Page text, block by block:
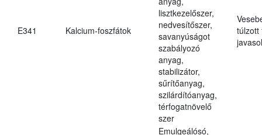
E341 Kalcium-foszfátok
lisztkezelőszer,
nedvesítőszer,
savanyúságot
szabályozó
anyag,
stabilizátor,
sűrítőanyag,
szilárdítóanyag,
térfogatnövelő
szer
túlzott
Emulgeálósó,